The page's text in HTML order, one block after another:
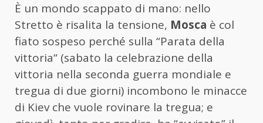
È un mondo scappato di mano: nello
Stretto è risalita la tensione, Mosca è col
fiato sospeso perché sulla “Parata della
vittoria“ (sabato la celebrazione della
vittoria nella seconda guerra mondiale e
tregua di due giorni) incombono le minacce
di Kiev che vuole rovinare la tregua; e